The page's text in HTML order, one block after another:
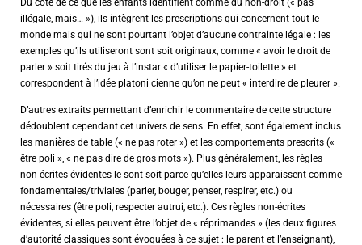
Du côté de ce que les enfants identifient comme du non-droit (« pas
illégale, mais… »), ils intègrent les prescriptions qui concernent tout le
monde mais qui ne sont pourtant l’objet d’aucune contrainte légale : les
exemples qu’ils utiliseront sont soit originaux, comme « avoir le droit de
parler » soit tirés du jeu à l’instar « d’utiliser le papier-toilette » et
correspondent à l’idée platoni cienne qu’on ne peut « interdire de pleurer ».
D’autres extraits permettant d’enrichir le commentaire de cette structure
dédoublent cependant cet univers de sens. En effet, sont également inclus
les manières de table (« ne pas roter ») et les comportements prescrits («
être poli », « ne pas dire de gros mots »). Plus généralement, les règles
non-écrites évidentes le sont soit parce qu’elles leurs apparaissent comme
fondamentales/triviales (parler, bouger, penser, respirer, etc.) ou
nécessaires (être poli, respecter autrui, etc.). Ces règles non-écrites
évidentes, si elles peuvent être l’objet de « réprimandes » (les deux figures
d’autorité classiques sont évoquées à ce sujet : le parent et l’enseignant),